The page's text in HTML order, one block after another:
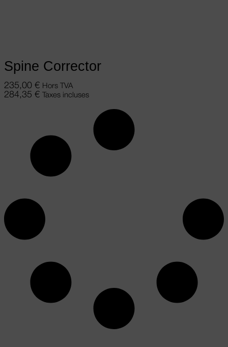
Spine Corrector
235,00 € Hors TVA
284,35 € Taxes incluses